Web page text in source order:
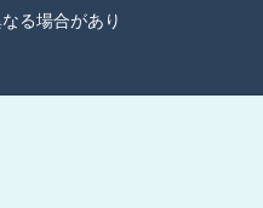
る場合があり